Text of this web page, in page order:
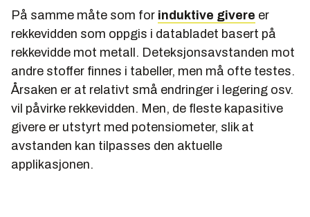
På samme måte som for induktive givere er
rekkevidden som oppgis i databladet basert på
rekkevidde mot metall. Deteksjonsavstanden mot
andre stoffer finnes i tabeller, men må ofte testes.
Årsaken er at relativt små endringer i legering osv.
vil påvirke rekkevidden. Men, de fleste kapasitive
givere er utstyrt med potensiometer, slik at
avstanden kan tilpasses den aktuelle
applikasjonen.